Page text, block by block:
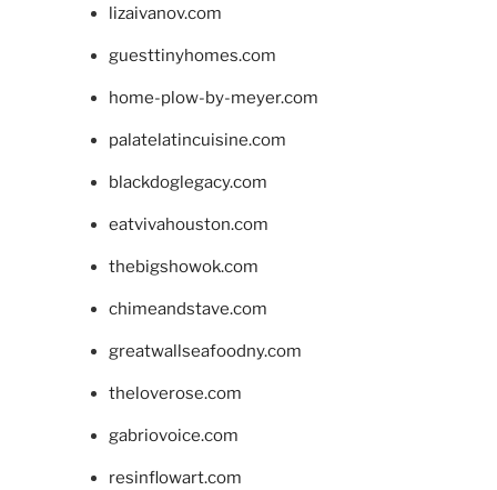
lizaivanov.com
guesttinyhomes.com
home-plow-by-meyer.com
palatelatincuisine.com
blackdoglegacy.com
eatvivahouston.com
thebigshowok.com
chimeandstave.com
greatwallseafoodny.com
theloverose.com
gabriovoice.com
resinflowart.com